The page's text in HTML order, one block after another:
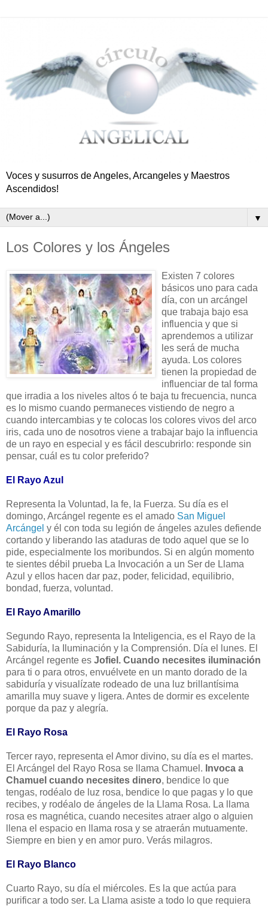
Voces y susurros de Angeles, Arcangeles y Maestros
Ascendidos!
▼
Los Colores y los Ángeles
Existen 7 colores
básicos uno para cada
día, con un arcángel
que trabaja bajo esa
influencia y que si
aprendemos a utilizar
les será de mucha
ayuda. Los colores
tienen la propiedad de
influenciar de tal forma
que irradia a los niveles altos ó te baja tu frecuencia, nunca
es lo mismo cuando permaneces vistiendo de negro a
cuando intercambias y te colocas los colores vivos del arco
iris, cada uno de nosotros viene a trabajar bajo la influencia
de un rayo en especial y es fácil descubrirlo: responde sin
pensar, cuál es tu color preferido?
El Rayo Azul
Representa la Voluntad, la fe, la Fuerza. Su día es el
domingo, Arcángel regente es el amado San Miguel
Arcángel y él con toda su legión de ángeles azules defiende
cortando y liberando las ataduras de todo aquel que se lo
pide, especialmente los moribundos. Si en algún momento
te sientes débil prueba La Invocación a un Ser de Llama
Azul y ellos hacen dar paz, poder, felicidad, equilibrio,
bondad, fuerza, voluntad.
El Rayo Amarillo
Segundo Rayo, representa la Inteligencia, es el Rayo de la
Sabiduría, la Iluminación y la Comprensión. Día el lunes. El
Arcángel regente es Jofiel. Cuando necesites iluminación
para ti o para otros, envuélvete en un manto dorado de la
sabiduría y visualízate rodeado de una luz brillantísima
amarilla muy suave y ligera. Antes de dormir es excelente
porque da paz y alegría.
El Rayo Rosa
Tercer rayo, representa el Amor divino, su día es el martes.
El Arcángel del Rayo Rosa se llama Chamuel. Invoca a
Chamuel cuando necesites dinero, bendice lo que
tengas, rodéalo de luz rosa, bendice lo que pagas y lo que
recibes, y rodéalo de ángeles de la Llama Rosa. La llama
rosa es magnética, cuando necesites atraer algo o alguien
llena el espacio en llama rosa y se atraerán mutuamente.
Siempre en bien y en amor puro. Verás milagros.
El Rayo Blanco
Cuarto Rayo, su día el miércoles. Es la que actúa para
purificar a todo ser. La Llama asiste a todo lo que requiera